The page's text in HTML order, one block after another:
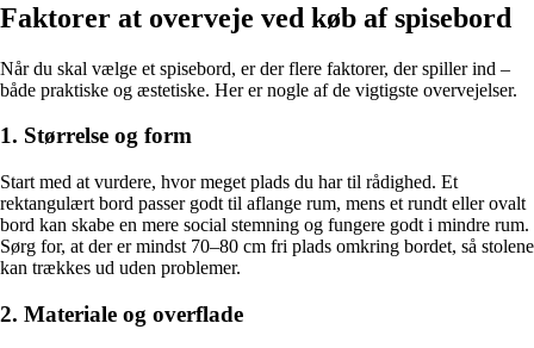
Faktorer at overveje ved køb af spisebord
Når du skal vælge et spisebord, er der flere faktorer, der spiller ind –
både praktiske og æstetiske. Her er nogle af de vigtigste overvejelser.
1. Størrelse og form
Start med at vurdere, hvor meget plads du har til rådighed. Et
rektangulært bord passer godt til aflange rum, mens et rundt eller ovalt
bord kan skabe en mere social stemning og fungere godt i mindre rum.
Sørg for, at der er mindst 70–80 cm fri plads omkring bordet, så stolene
kan trækkes ud uden problemer.
2. Materiale og overflade